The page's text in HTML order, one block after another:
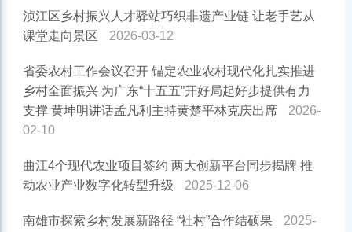
浈江区乡村振兴人才驿站巧织非遗产业链 让老手艺从
课堂走向景区
2026-03-12
省委农村工作会议召开 锚定农业农村现代化扎实推进
乡村全面振兴 为广东“十五五”开好局起好步提供有力
支撑 黄坤明讲话孟凡利主持黄楚平林克庆出席
2026-
02-10
曲江4个现代农业项目签约 两大创新平台同步揭牌 推
动农业产业数字化转型升级
2025-12-06
南雄市探索乡村发展新路径 “社村”合作结硕果
2025-